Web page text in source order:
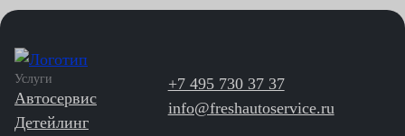
Услуги
Автосервис
Детейлинг
+7 495 730 37 37
info@freshautoservice.ru